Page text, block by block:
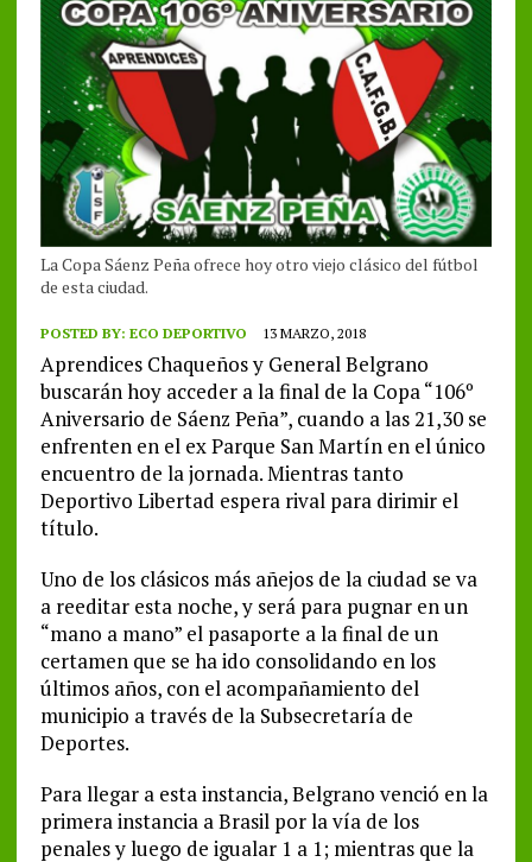
La Copa Sáenz Peña ofrece hoy otro viejo clásico del fútbol
de esta ciudad.
POSTED BY: ECO DEPORTIVO 13 MARZO, 2018
Aprendices Chaqueños y General Belgrano
buscarán hoy acceder a la final de la Copa “106º
Aniversario de Sáenz Peña”, cuando a las 21,30 se
enfrenten en el ex Parque San Martín en el único
encuentro de la jornada. Mientras tanto
Deportivo Libertad espera rival para dirimir el
título.
Uno de los clásicos más añejos de la ciudad se va
a reeditar esta noche, y será para pugnar en un
“mano a mano” el pasaporte a la final de un
certamen que se ha ido consolidando en los
últimos años, con el acompañamiento del
municipio a través de la Subsecretaría de
Deportes.
Para llegar a esta instancia, Belgrano venció en la
primera instancia a Brasil por la vía de los
penales y luego de igualar 1 a 1; mientras que la